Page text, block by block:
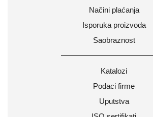
Načini plaćanja
Isporuka proizvoda
Saobraznost
Katalozi
Podaci firme
Uputstva